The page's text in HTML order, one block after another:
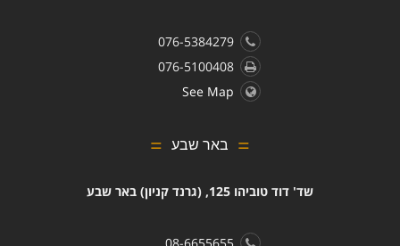
076-5384279
076-5100408
See Map
באר שבע
שד' דוד טוביהו 125, (גרנד קניון) באר שבע
08-6655655